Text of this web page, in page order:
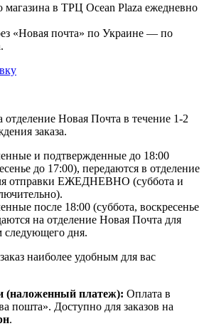
в ТРЦ Ocean Plaza ежедневно
«Новая почта» по Украине — по
отделение Новая Почта в течение 1-2
заказа.
и подтвержденные до 18:00
до 17:00), передаются в отделение
отправки ЕЖЕДНЕВНО (суббота и
после 18:00 (суббота, воскресенье
на отделение Новая Почта для
следующего дня.
наиболее удобным для вас
(наложенный платеж): Оплата в
пошта». Доступно для заказов на
.